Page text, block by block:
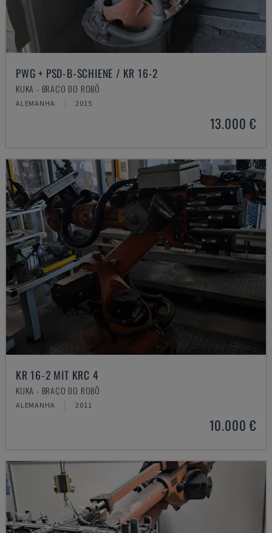
PWG + PSD-B-SCHIENE / KR 16-2
KUKA - BRAÇO DO ROBÔ
ALEMANHA 2015
13.000 €
KR 16-2 MIT KRC 4
KUKA - BRAÇO DO ROBÔ
ALEMANHA 2011
10.000 €